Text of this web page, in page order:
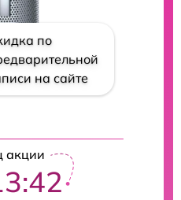
по
на сайте
акции